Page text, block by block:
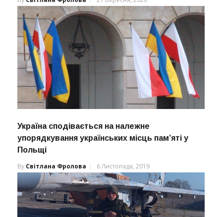
Україна сподівається на належне
упорядкування українських місць пам’яті у
Польщі
By Світлана Фролова 6 Листопада, 2019